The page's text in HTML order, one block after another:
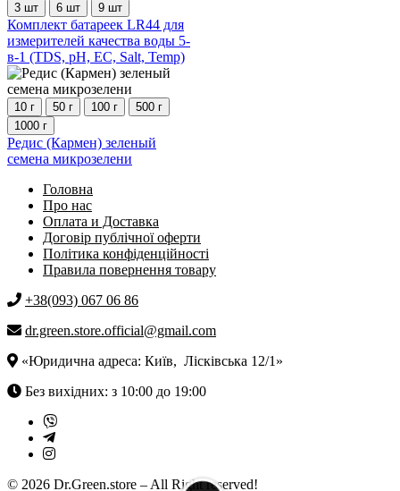
3 шт 6 шт 9 шт
Этот
товар
имеет
несколько
вариаций.
Опции
можно
выбрать
на
странице
товара.
Комплект батареек LR44 для
измерителей качества воды 5-
в-1 (TDS, pH, EC, Salt, Temp)
10 г 50 г 100 г
500 г
1000 г
Этот
товар
несколько
вариаций.
Опции
можно
выбрать
товара.
Редис (Кармен) зеленый
семена микрозелени
Головна
Про нас
Оплата и Доставка
Договір публічної оферти
Політика конфіденційності
Правила повернення товару
+38(093) 067 06 86
dr.green.store.official@gmail.com
«Юридична адреса: Київ, Лісківська 12/1»
Без вихідних: з 10:00 до 19:00
© 2026 Dr.Green.store – All Right reserved!